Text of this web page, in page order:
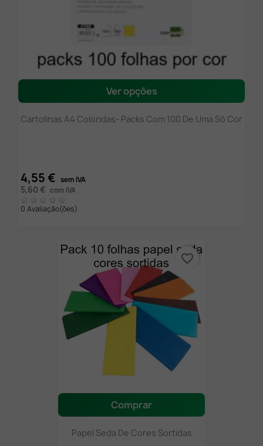
Ver opções
Cartolinas A4 Coloridas- Packs Com 100 De Uma Só Cor
4,55 € sem IVA
5,60 € com IVA
0 Avaliação(ões)
Comprar
Papel Seda De Cores Sortidas
favorite_border